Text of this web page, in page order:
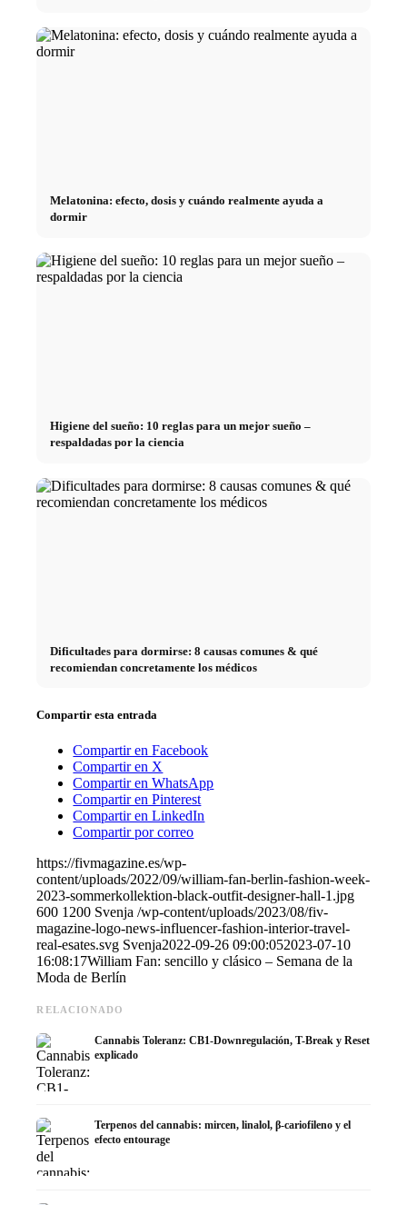
Melatonina: efecto, dosis y cuándo realmente ayuda a
dormir
Higiene del sueño: 10 reglas para un mejor sueño –
respaldadas por la ciencia
Dificultades para dormirse: 8 causas comunes & qué
recomiendan concretamente los médicos
Compartir esta entrada
Compartir en Facebook
Compartir en X
Compartir en WhatsApp
Compartir en Pinterest
Compartir en LinkedIn
Compartir por correo
https://fivmagazine.es/wp-
content/uploads/2022/09/william-fan-berlin-fashion-week-
2023-sommerkollektion-black-outfit-designer-hall-1.jpg
600 1200 Svenja /wp-content/uploads/2023/08/fiv-
magazine-logo-news-influencer-fashion-interior-travel-
real-esates.svg Svenja2022-09-26 09:00:052023-07-10
16:08:17William Fan: sencillo y clásico – Semana de la
Moda de Berlín
RELACIONADO
Cannabis Toleranz: CB1-Downregulación, T-Break y Reset
explicado
Terpenos del cannabis: mircen, linalol, β-cariofileno y el
efecto entourage